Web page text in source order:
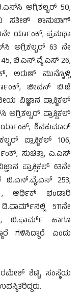
ಅಗ್ರಿಕಲ್ಚರ್ 50,
ಸತೀಶ್ ಶಾನುಬಾಗ್
ರ್ಯಾಂಕ್, ಪ್ರಮಥಾ
ಅಗ್ರಿಕಲ್ಚರ್ 63 ನೇ
ಬಿ.ಎನ್.ವೈ.ಎಸ್ 26,
ಅರುಣ್ ಮುನ್ನೊಳ್ಳಿ
ಜೀವನ್ ಬಿ.ಜೆ
ವಿಜ್ಞಾನ ಪ್ರಾಕ್ಟಿಕಲ್
ಪ್ರಾಕ್ಟಿಕಲ್
ರ್ಯಾಂಕ್, ಶಿವಕುಮಾರ್
ಪ್ರಾಕ್ಟಿಕಲ್ 106,
ಸುಚಿತ್ರಾ ಎ.ಎಸ್
ಪ್ರಾಕ್ಟಿಕಲ್ 63ನೇ
253,
, ಆರ್ಥಿಕ್ ಭಂಡಾರಿ
511ನೇ
ಬಿ.ಫಾರ್ಮ್ ಹಾಗೂ
ಗಳಿಸಿದ್ದಾರೆ ಎಂದು
ಶೆಟ್ಟಿ, ಸಂಸ್ಥೆಯ